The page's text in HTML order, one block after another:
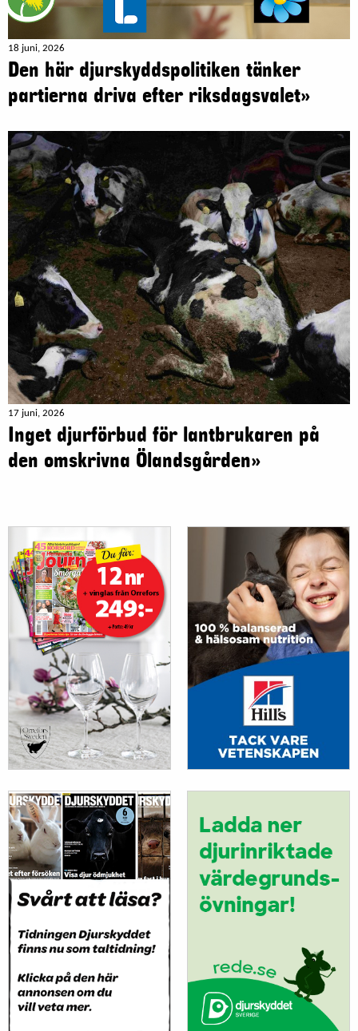
18 juni, 2026
Den här djurskyddspolitiken tänker
partierna driva efter riksdagsvalet»
17 juni, 2026
Inget djurförbud för lantbrukaren på
den omskrivna Ölandsgården»